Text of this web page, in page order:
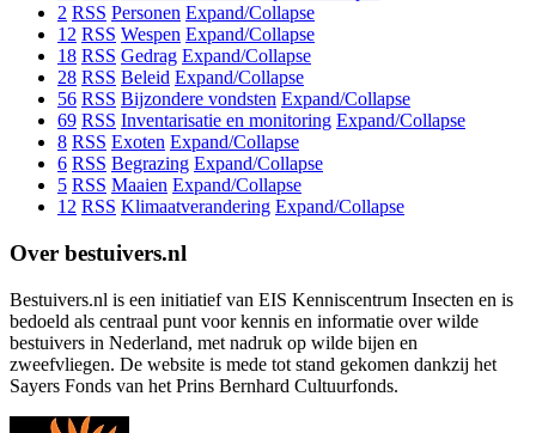
2 RSS Personen Expand/Collapse
12 RSS Wespen Expand/Collapse
18 RSS Gedrag Expand/Collapse
28 RSS Beleid Expand/Collapse
56 RSS Bijzondere vondsten Expand/Collapse
69 RSS Inventarisatie en monitoring Expand/Collapse
8 RSS Exoten Expand/Collapse
6 RSS Begrazing Expand/Collapse
5 RSS Maaien Expand/Collapse
12 RSS Klimaatverandering Expand/Collapse
Over bestuivers.nl
Bestuivers.nl is een initiatief van EIS Kenniscentrum Insecten en is
bedoeld als centraal punt voor kennis en informatie over wilde
bestuivers in Nederland, met nadruk op wilde bijen en
zweefvliegen. De website is mede tot stand gekomen dankzij het
Sayers Fonds van het Prins Bernhard Cultuurfonds.